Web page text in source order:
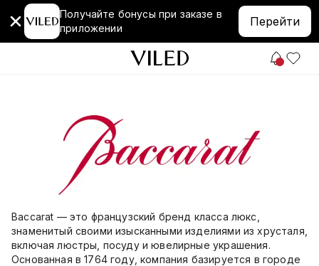
Получайте бонусы при заказе в
приложении
Перейти
Baccarat — это французский бренд класса люкс,
знаменитый своими изысканными изделиями из хрусталя,
включая люстры, посуду и ювелирные украшения.
Основанная в 1764 году, компания базируется в городе